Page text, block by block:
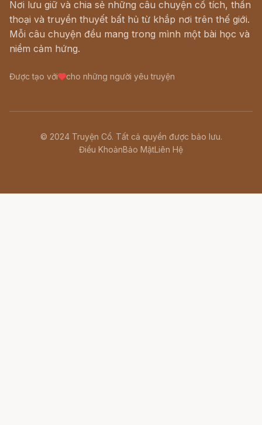
Nơi lưu giữ và chia sẻ những câu chuyện cổ tích, thần
thoại và truyền thuyết bất hủ từ khắp nơi trên thế giới.
Mỗi câu chuyện đều mang trong mình một bài học và
niềm cảm hứng.
Được tạo với cho những người yêu truyện
© 2024 Truyện Cổ. Tất cả quyền được bảo lưu.
Điều KhoảnBảo MậtLiên Hệ